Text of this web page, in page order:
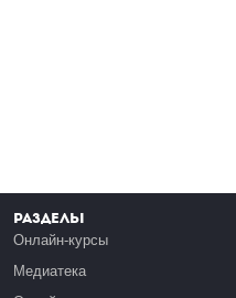
Разделы
Онлайн-курсы
Медиатека